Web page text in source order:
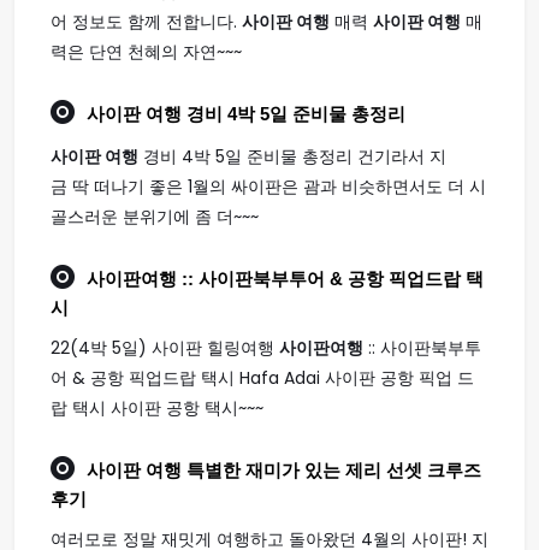
어 정보도 함께 전합니다. 사이판 여행 매력 사이판 여행 매
력은 단연 천혜의 자연~~~
사이판 여행 경비 4박 5일 준비물 총정리
사이판 여행 경비 4박 5일 준비물 총정리 건기라서 지
금 딱 떠나기 좋은 1월의 싸이판은 괌과 비슷하면서도 더 시
골스러운 분위기에 좀 더~~~
사이판여행 :: 사이판북부투어 & 공항 픽업드랍 택
시
22(4박 5일) 사이판 힐링여행 사이판여행 :: 사이판북부투
어 & 공항 픽업드랍 택시 Hafa Adai 사이판 공항 픽업 드
랍 택시 사이판 공항 택시~~~
사이판 여행 특별한 재미가 있는 제리 선셋 크루즈
후기
여러모로 정말 재밋게 여행하고 돌아왔던 4월의 사이판! 지